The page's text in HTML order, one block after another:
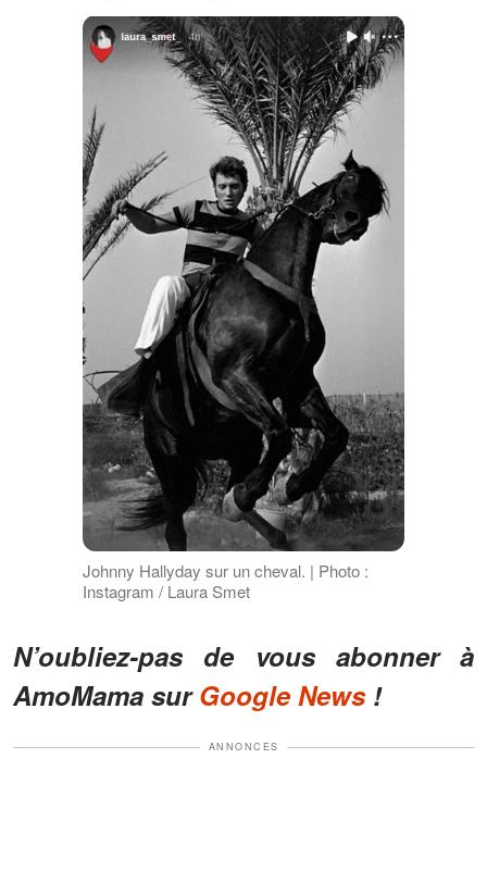
Johnny Hallyday sur un cheval. | Photo :
Instagram / Laura Smet
N’oubliez-pas de vous abonner à
AmoMama surGoogle News!
ANNONCES